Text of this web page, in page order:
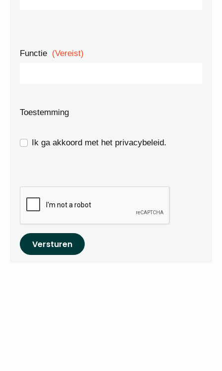
Functie (Vereist)
Toestemming
Ik ga akkoord met het privacybeleid.
Versturen